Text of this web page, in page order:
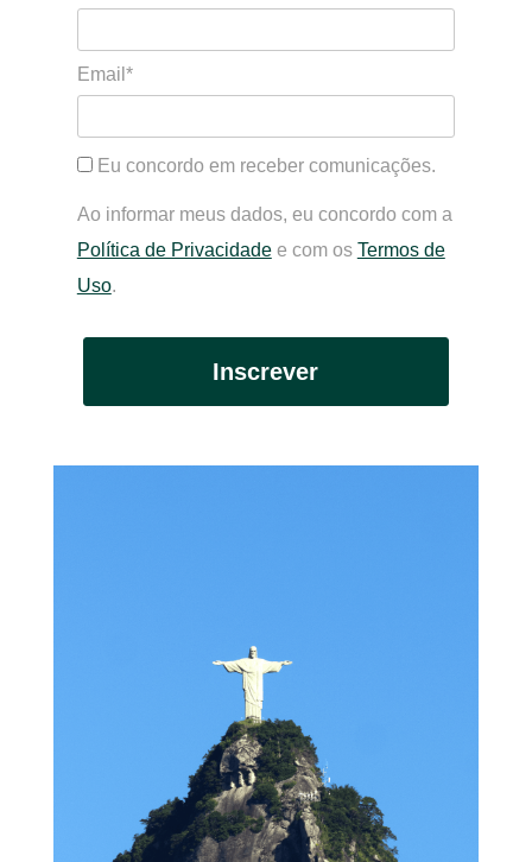
Email*
Eu concordo em receber comunicações.
Ao informar meus dados, eu concordo com a
Política de Privacidadee com os Termos de
Uso.
Inscrever